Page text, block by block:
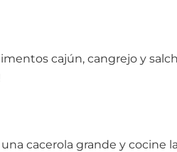
cajún, cangrejo y
cacerola grande y cocine